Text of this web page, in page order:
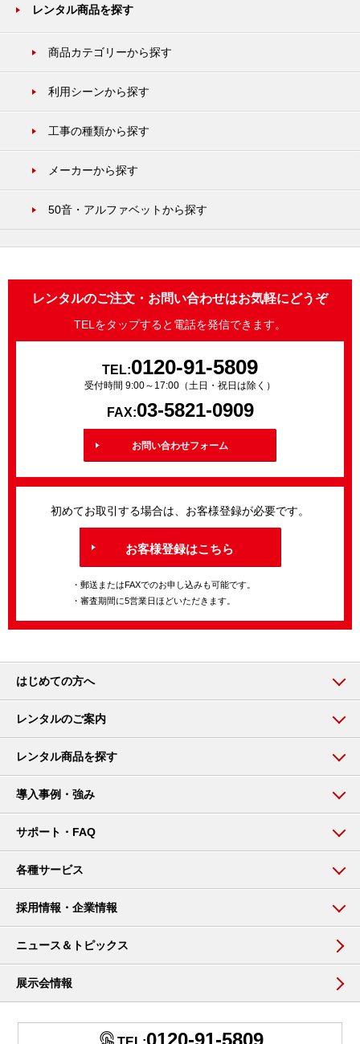
レンタル商品を探す
商品カテゴリーから探す
利用シーンから探す
工事の種類から探す
メーカーから探す
50音・アルファベットから探す
レンタルのご注文・お問い合わせはお気軽にどうぞ
TELをタップすると電話を発信できます。
TEL:0120-91-5809
受付時間 9:00～17:00（土日・祝日は除く）
FAX:03-5821-0909
お問い合わせフォーム
初めてお取引する場合は、お客様登録が必要です。
お客様登録はこちら
・郵送またはFAXでのお申し込みも可能です。
・審査期間に5営業日ほどいただきます。
はじめての方へ
レンタルのご案内
レンタル商品を探す
導入事例・強み
サポート・FAQ
各種サービス
採用情報・企業情報
ニュース＆トピックス
展示会情報